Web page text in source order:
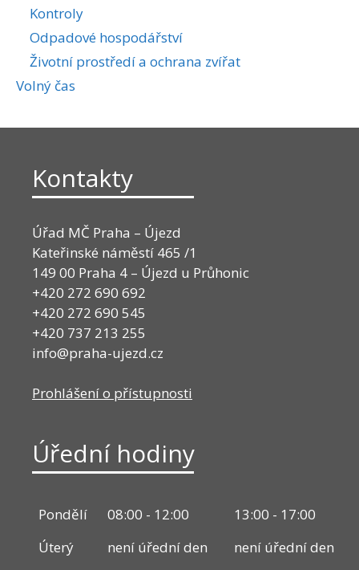
Kontroly
Odpadové hospodářství
Životní prostředí a ochrana zvířat
Volný čas
Kontakty
Úřad MČ Praha – Újezd
Kateřinské náměstí 465 /1
149 00 Praha 4 – Újezd u Průhonic
+420 272 690 692
+420 272 690 545
+420 737 213 255
info@praha-ujezd.cz
Prohlášení o přístupnosti
Úřední hodiny
Pondělí 08:00 - 12:00
13:00 - 17:00
Úterý
není úřední den
není úřední den